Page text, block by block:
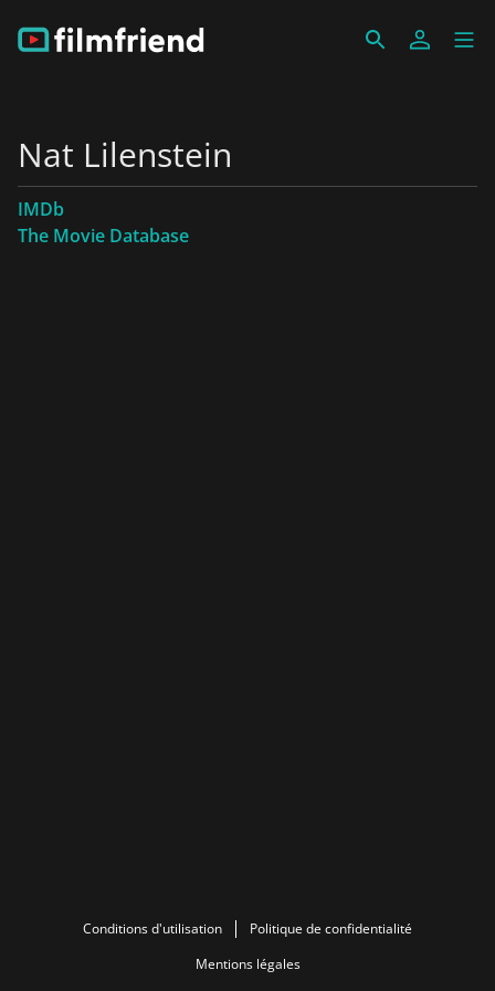
Nat Lilenstein
IMDb
The Movie Database
Conditions d'utilisation
Politique de confidentialité
Mentions légales